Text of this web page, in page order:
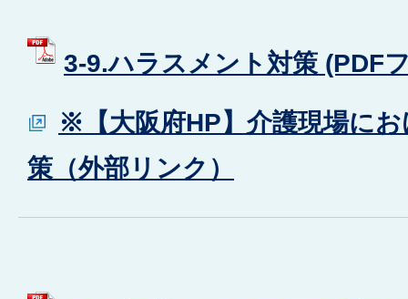
3-9.ハラスメント対策 (PDF
※【大阪府HP】介護現場に
策（外部リンク）